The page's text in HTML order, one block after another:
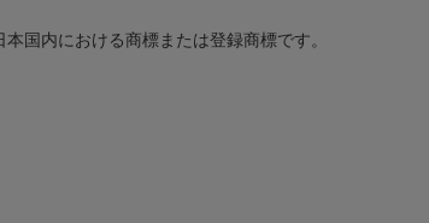
国内における商標または登録商標です。